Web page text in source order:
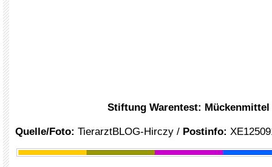
Stiftung Warentest: Mückenmittel
Quelle/Foto: TierarztBLOG-Hirczy / Postinfo: